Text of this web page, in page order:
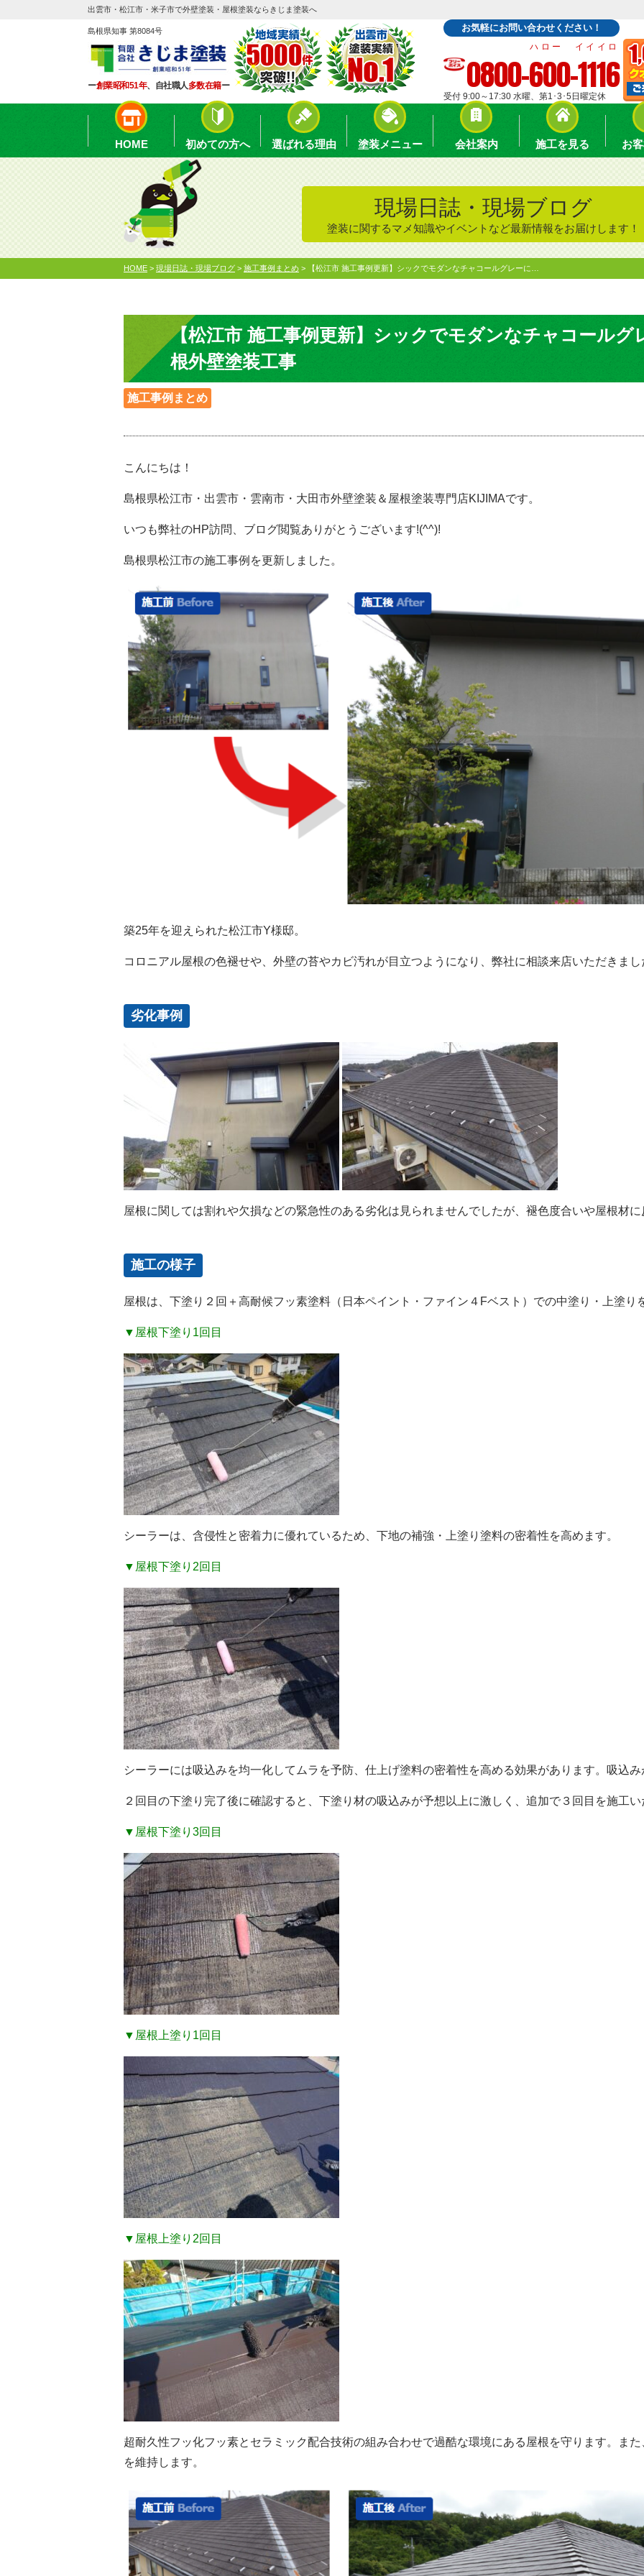
出雲市・松江市・米子市で外壁塗装・屋根塗装ならきじま塗装へ
島根県知事 第8084号
ー創業昭和51年、自社職人多数在籍ー
お気軽にお問い合わせください！
0800-600-1116
ハロー イイイロ
受付 9:00～17:30 水曜、第1･3･5日曜定休
HOME 初めての方へ 選ばれる理由 塗装メニュー 会社案内 施工を見る お
現場日誌・現場ブログ
塗装に関するマメ知識やイベントなど最新情報をお届けします！
HOME > 現場日誌・現場ブログ > 施工事例まとめ > 【松江市 施工事例更新】シックでモダンなチャコールグレーに…
【松江市 施工事例更新】シックでモダンなチャコールグ
根外壁塗装工事
施工事例まとめ
こんにちは！
島根県松江市・出雲市・雲南市・大田市外壁塗装＆屋根塗装専門店KIJIMAです。
いつも弊社のHP訪問、ブログ閲覧ありがとうございます!(^^)!
島根県松江市の施工事例を更新しました。
築25年を迎えられた松江市Y様邸。
コロニアル屋根の色褪せや、外壁の苔やカビ汚れが目立つようになり、弊社に相談来店いただきまし
劣化事例
屋根に関しては割れや欠損などの緊急性のある劣化は見られませんでしたが、褪色度合いや屋根材
施工の様子
屋根は、下塗り２回＋高耐候フッ素塗料（日本ペイント・ファイン４Fベスト）での中塗り・上塗り
▼屋根下塗り1回目
シーラーは、含侵性と密着力に優れているため、下地の補強・上塗り塗料の密着性を高めます。
▼屋根下塗り2回目
シーラーには吸込みを均一化してムラを予防、仕上げ塗料の密着性を高める効果があります。吸
２回目の下塗り完了後に確認すると、下塗り材の吸込みが予想以上に激しく、追加で３回目を施工
▼屋根下塗り3回目
▼屋根上塗り1回目
▼屋根上塗り2回目
超耐久性フッ化フッ素とセラミック配合技術の組み合わせで過酷な環境にある屋根を守ります。ま
を維持します。